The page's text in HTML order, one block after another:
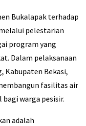
Bukalapak terhadap
pelestarian
program yang
Dalam pelaksanaan
Kabupaten Bekasi,
fasilitas air
warga pesisir.
adalah